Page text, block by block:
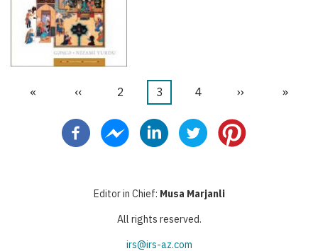
First
«
Halaman
‹‹ Halaman
2
Halaman
3 Halaman
4
Halaman
››
Last
»
Editor in Chief: Musa Marjanli
All rights reserved.
irs@irs-az.com